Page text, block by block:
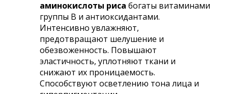
аминокислоты риса богаты витаминами
группы В и антиоксидантами.
Интенсивно увлажняют,
предотвращают шелушение и
обезвоженность. Повышают
эластичность, уплотняют ткани и
снижают их проницаемость.
Способствуют осветлению тона лица и